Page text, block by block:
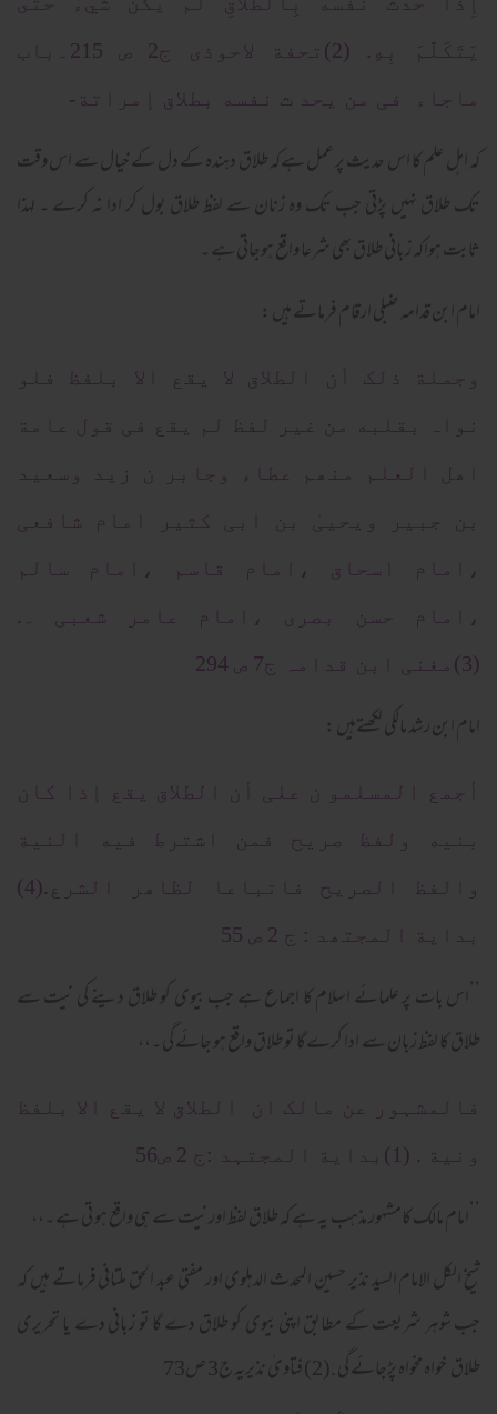
يَتَكَلَّمَ بِهِ. (2)تحفة لاحوذی ج2 ص 215۔باب
ماجاء فی من یحد ث نفسه بطلاق إمراتة-
کہ اہل علم کا اس حدیث پرعمل ہےکہ طلاق دہندہ کے دل کے خیال سے اس وقت
تک طلاق نہیں پڑتی جب تک وہ زنان سے لفظ طلاق بول کر ادا نہ کرے ۔ لہذا
ثابت ہواکہ زبانی طلاق بھی شرعا واقع ہوجاتی ہے ۔
امام ابن قدامہ حنبلی ارقام فرماتے ہیں :
وجملة ذلک أن الطلاق لا یقع الا بلفظ فلو
نواہ بقلبه من غیر لفظ لم یقع فی قول عامة
اھل العلم منھم عطاء وجابر ن زید وسعید
بن جبیر ویحییٰ بن ابی کثیر امام شافعی
،امام اسحاق ،امام قاسم ،امام سالم
،امام حسن بصری ،امام عامر شعبی ۔.
(3)مغنی ابن قدامہ ج7 ص 294
امام ابن رشد مالکی لکھتےہیں :
أجمع المسلمو ن علی أن الطلاق یقع إذا کان
بنیه ولفظ صریح فمن اشترط فیه النیة
والفظ الصریح فاتباعا لظاھر الشرع.(4)
بدایة المجتھد : ج 2 ص 55
’’اس بات پر علمائے اسلام کا اجماع ہے جب بیوی کو طلاق دینے کی نیت سے
طلاق کا لفظ زبان سے ادا کرےگا تو طلاق واقع ہو جائے گی ۔،،
فالمشہور عن مالک ان الطلاق لا یقع الا بلفظ
ونیة . (1)بدایة المجتہد :ج 2 ص56
’’امام مالک کامشہور مذہب یہ ہے کہ طلاق لفظ اور نیت سے ہی واقع ہو تی ہے ۔،،
شیخ الکل الامام السید نذیر حسین المحدث الدہلوی اور مفتی عبد الحق ملتانی فرماتے ہیں کہ
جب شوہر شریعت کے مطابق اپنی بیوی کو طلاق دے گا تو زبانی دے یا تحریری
طلاق خواہ مخواہ پڑجائے گی .(2) فتاویٰ نذیریہ ج3 ص73